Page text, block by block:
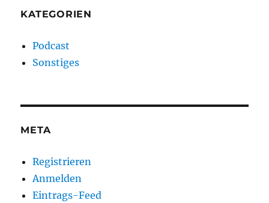
KATEGORIEN
Podcast
Sonstiges
META
Registrieren
Anmelden
Eintrags-Feed